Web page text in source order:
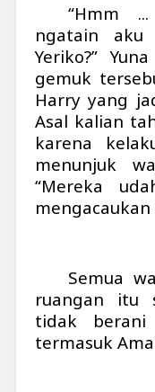
“Hmm
ngatain aku
Yeriko?”
gemuk
Harry yang
Asal kalian
karena
menunjuk
“Mereka
mengacaukan
Semua
ruangan itu
tidak berani
termasuk